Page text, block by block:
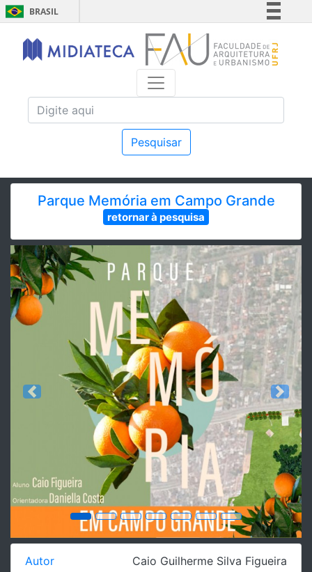
BRASIL
Simplifique!
Comunica BR
Acesso à informação
Pesquisar
Parque Memória em Campo Grande
retornar à pesquisa
Previous Next
Autor Caio Guilherme Silva Figueira